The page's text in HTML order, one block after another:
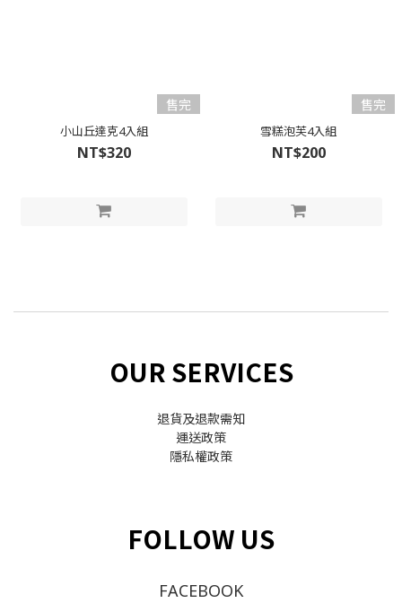
售完
小山丘達克4入組
NT$320
售完
雪糕泡芙4入組
NT$200
OUR SERVICES
退貨及退款需知
運送政策
隱私權政策
FOLLOW US
FACEBOOK